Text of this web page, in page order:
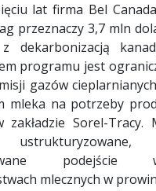
lat firma Bel
przeznaczy 3,7 mln
dekarbonizacją
programu jest
gazów
mleka na potrzeby
zakładzie Sorel-
podejście
mlecznych w